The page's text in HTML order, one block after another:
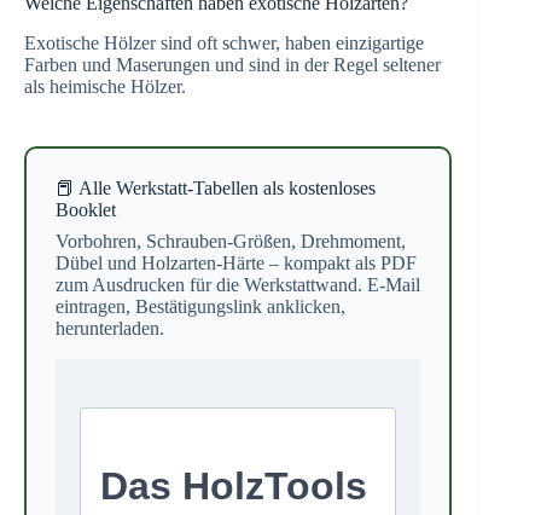
Exotische Hölzer sind oft schwer, haben einzigartige
Farben und Maserungen und sind in der Regel seltener
als heimische Hölzer.
📕 Alle Werkstatt-Tabellen als kostenloses
Booklet
Vorbohren, Schrauben-Größen, Drehmoment,
Dübel und Holzarten-Härte – kompakt als PDF
zum Ausdrucken für die Werkstattwand. E-Mail
eintragen, Bestätigungslink anklicken,
herunterladen.